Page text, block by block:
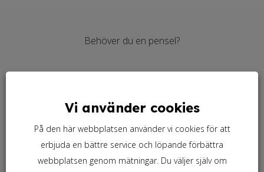
Behöver du en pensel?
Vi använder cookies
På den här webbplatsen använder vi cookies för att
erbjuda en bättre service och löpande förbättra
webbplatsen genom mätningar. Du väljer själv om